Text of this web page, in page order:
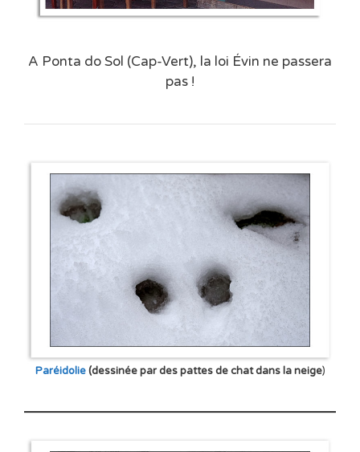
A Ponta do Sol (Cap-Vert), la loi Évin ne passera
pas !
Paréidolie(dessinée par des pattes de chat dans la neige)